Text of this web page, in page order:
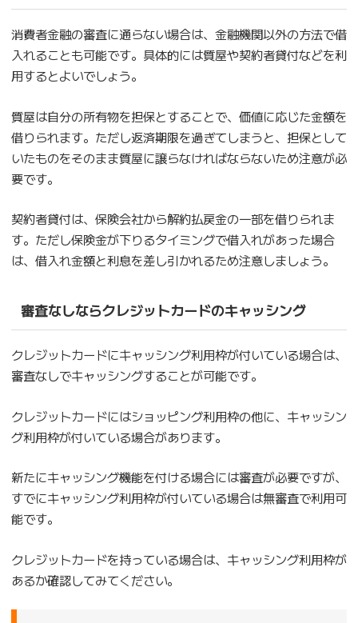
消費者金融の審査に通らない場合は、金融機関以外の方法で借
入れることも可能です。具体的には質屋や契約者貸付などを利
用するとよいでしょう。
質屋は自分の所有物を担保とすることで、価値に応じた金額を
借りられます。ただし返済期限を過ぎてしまうと、担保として
いたものをそのまま質屋に譲らなければならないため注意が必
要です。
契約者貸付は、保険会社から解約払戻金の一部を借りられま
す。ただし保険金が下りるタイミングで借入れがあった場合
は、借入れ金額と利息を差し引かれるため注意しましょう。
審査なしならクレジットカードのキャッシング
クレジットカードにキャッシング利用枠が付いている場合は、
審査なしでキャッシングすることが可能です。
クレジットカードにはショッピング利用枠の他に、キャッシン
グ利用枠が付いている場合があります。
新たにキャッシング機能を付ける場合には審査が必要ですが、
すでにキャッシング利用枠が付いている場合は無審査で利用可
能です。
クレジットカードを持っている場合は、キャッシング利用枠が
あるか確認してみてください。